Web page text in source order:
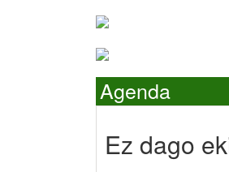
Agenda
Ez dago